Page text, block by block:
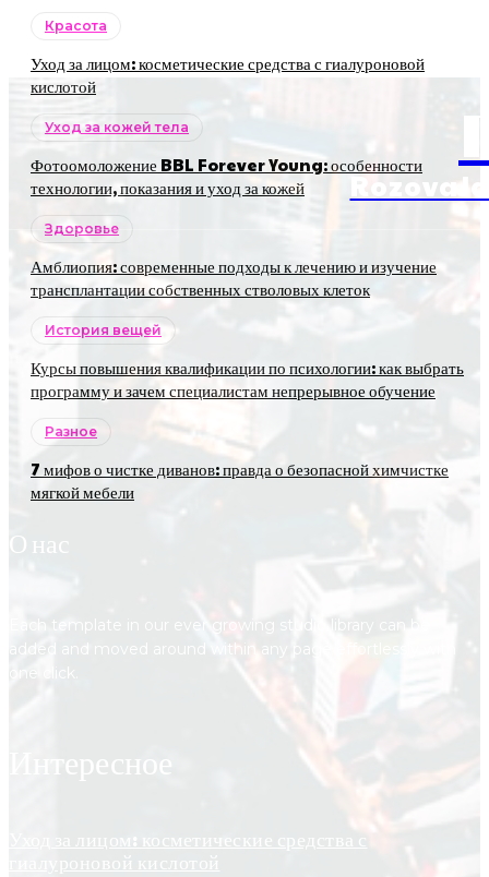
Красота
Уход за лицом: косметические средства с гиалуроновой
кислотой
Уход за кожей тела
Фотоомоложение BBL Forever Young: особенности
технологии, показания и уход за кожей
Здоровье
Амблиопия: современные подходы к лечению и изучение
трансплантации собственных стволовых клеток
История вещей
Курсы повышения квалификации по психологии: как выбрать
программу и зачем специалистам непрерывное обучение
Разное
7 мифов о чистке диванов: правда о безопасной химчистке
мягкой мебели
О нас
Each template in our ever growing studio library can be
added and moved around within any page effortlessly with
Интересное
Уход за лицом: косметические средства с
гиалуроновой кислотой